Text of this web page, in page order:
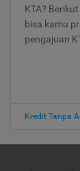
KTA?
bisa kamu
pengajuan
Kredit Tanpa